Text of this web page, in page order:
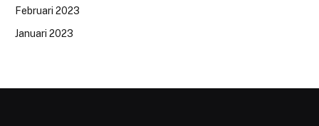
Februari 2023
Januari 2023